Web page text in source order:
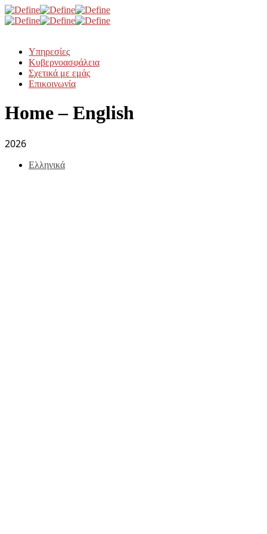
Υπηρεσίες
Κυβερνοασφάλεια
Σχετικά με εμάς
Επικοινωνία
Home – English
2026
Ελληνικά